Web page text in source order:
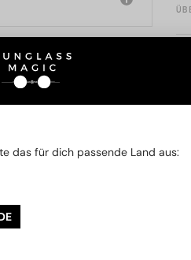
das für dich passende Land aus: